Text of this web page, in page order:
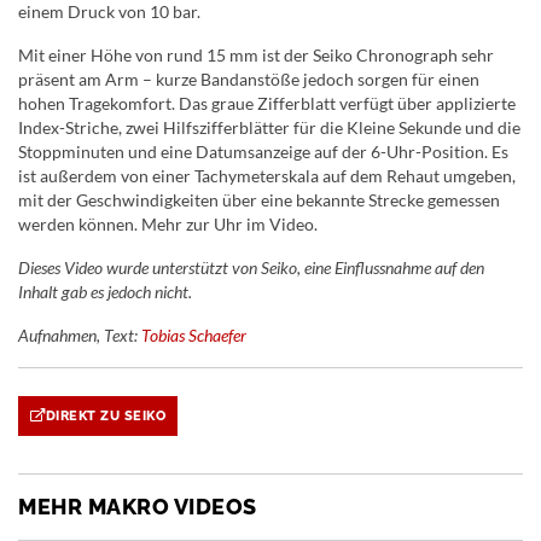
einem Druck von 10 bar.
Mit einer Höhe von rund 15 mm ist der Seiko Chronograph sehr
präsent am Arm – kurze Bandanstöße jedoch sorgen für einen
hohen Tragekomfort. Das graue Zifferblatt verfügt über applizierte
Index-Striche, zwei Hilfszifferblätter für die Kleine Sekunde und die
Stoppminuten und eine Datumsanzeige auf der 6-Uhr-Position. Es
ist außerdem von einer Tachymeterskala auf dem Rehaut umgeben,
mit der Geschwindigkeiten über eine bekannte Strecke gemessen
werden können. Mehr zur Uhr im Video.
Dieses Video wurde unterstützt von Seiko, eine Einflussnahme auf den
Inhalt gab es jedoch nicht.
Aufnahmen, Text: Tobias Schaefer
DIREKT ZU SEIKO
MEHR MAKRO VIDEOS